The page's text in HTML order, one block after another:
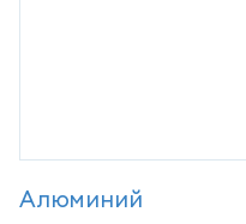
Алюминий